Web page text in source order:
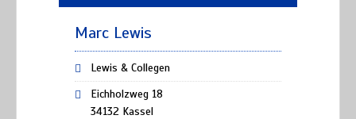
Marc Lewis
Lewis & Collegen
Eichholzweg 18
34132 Kassel